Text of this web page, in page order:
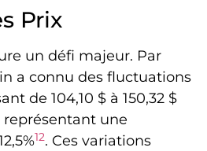
Prix
un défi majeur. Par
a connu des fluctuations
de 104,10 $ à 150,32 $
une
12. Ces variations